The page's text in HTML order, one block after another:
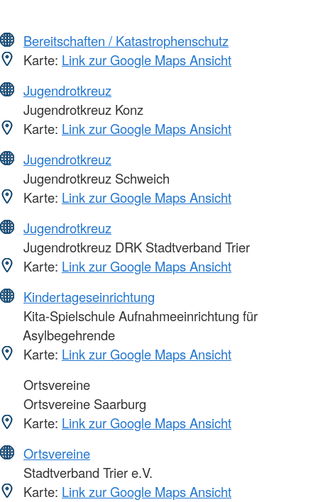
Bereitschaften / Katastrophenschutz
Karte: Link zur Google Maps Ansicht
Jugendrotkreuz
Jugendrotkreuz Konz
Karte: Link zur Google Maps Ansicht
Jugendrotkreuz
Jugendrotkreuz Schweich
Karte: Link zur Google Maps Ansicht
Jugendrotkreuz
Jugendrotkreuz DRK Stadtverband Trier
Karte: Link zur Google Maps Ansicht
Kindertageseinrichtung
Kita-Spielschule Aufnahmeeinrichtung für
Asylbegehrende
Karte: Link zur Google Maps Ansicht
Ortsvereine
Ortsvereine Saarburg
Karte: Link zur Google Maps Ansicht
Ortsvereine
Stadtverband Trier e.V.
Karte: Link zur Google Maps Ansicht